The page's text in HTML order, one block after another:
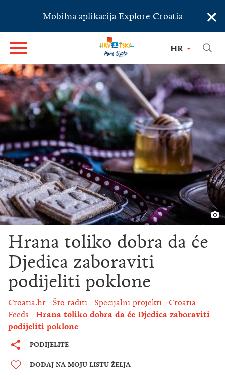
Mobilna aplikacija Explore Croatia ×
HR
Hrana toliko dobra da će
Djedica zaboraviti
podijeliti poklone
Croatia.hr Što raditi Specijalni projekti
Croatia
Feeds
Hrana toliko dobra da će Djedica zaboraviti
podijeliti poklone
PODIJELITE
DODAJ NA MOJU LISTU ŽELJA